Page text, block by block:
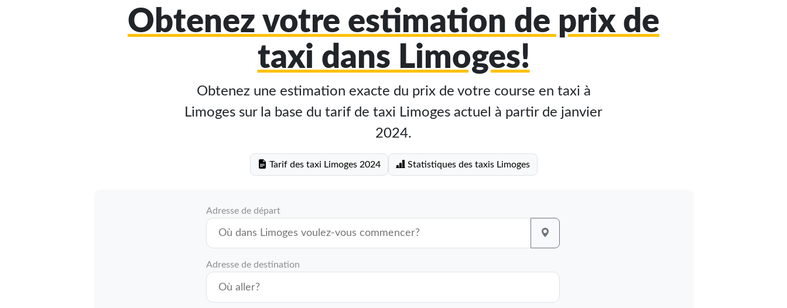
Obtenez votre estimation de prix de
taxi dans Limoges!
Obtenez une estimation exacte du prix de votre course en taxi à
Limoges sur la base du tarif de taxi Limoges actuel à partir de janvier
2024.
Tarif des taxi Limoges 2024 Statistiques des taxis Limoges
Adresse de départ
Adresse de destination